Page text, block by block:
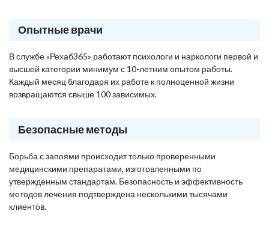
Опытные врачи
В службе «Рехаб365» работают психологи и наркологи первой и
высшей категории минимум с 10-летним опытом работы.
Каждый месяц благодаря их работе к полноценной жизни
возвращаются свыше 100 зависимых.
Безопасные методы
Борьба с запоями происходит только проверенными
медицинскими препаратами, изготовленными по
утвержденным стандартам. Безопасность и эффективность
методов лечения подтверждена несколькими тысячами
клиентов.